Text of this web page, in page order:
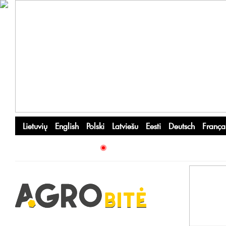
Lietuvių English Polski Latviešu Eesti Deutsch